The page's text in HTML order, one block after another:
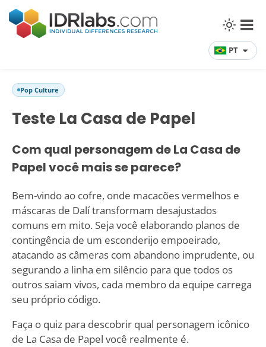
PT
Pop Culture
Teste La Casa de Papel
Com qual personagem de La Casa de
Papel você mais se parece?
Bem-vindo ao cofre, onde macacões vermelhos e
máscaras de Dalí transformam desajustados
comuns em mito. Seja você elaborando planos de
contingência de um esconderijo empoeirado,
atacando as câmeras com abandono imprudente, ou
segurando a linha em silêncio para que todos os
outros saiam vivos, cada membro da equipe carrega
seu próprio código.
Faça o quiz para descobrir qual personagem icônico
de La Casa de Papel você realmente é.